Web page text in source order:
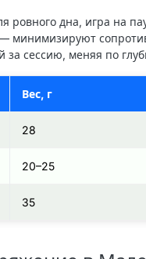
ровного дна, игра на
минимизируют
за сессию, меняя по
Вес, г
28
20–25
35